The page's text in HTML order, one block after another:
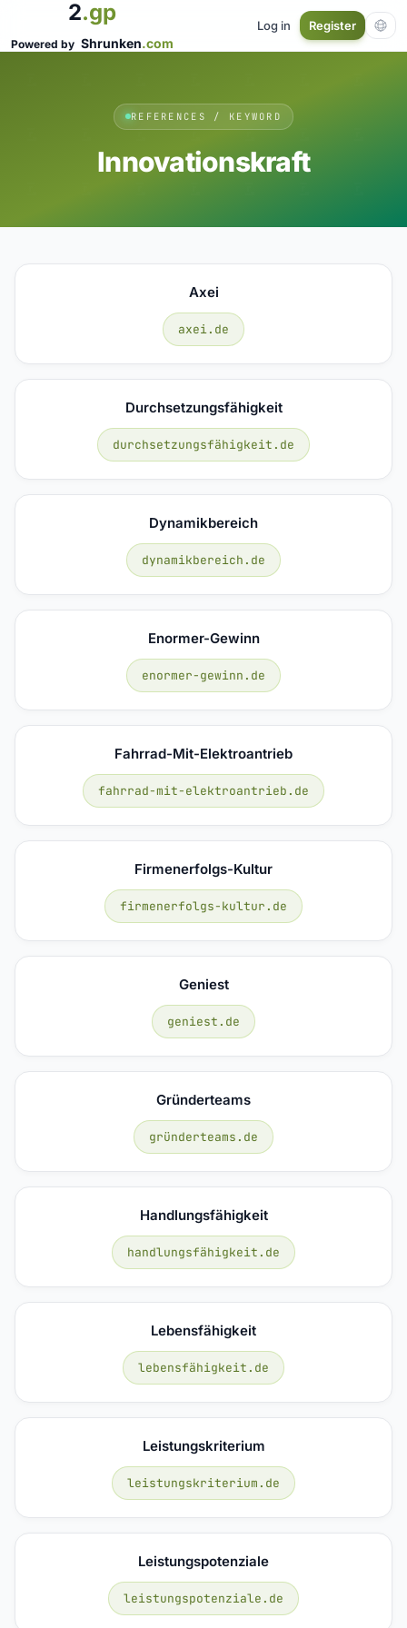
2.gp
Powered by Shrunken.com
Log in Register
REFERENCES / KEYWORD
Innovationskraft
Axei
axei.de
Durchsetzungsfähigkeit
durchsetzungsfähigkeit.de
Dynamikbereich
dynamikbereich.de
Enormer-Gewinn
enormer-gewinn.de
Fahrrad-Mit-Elektroantrieb
fahrrad-mit-elektroantrieb.de
Firmenerfolgs-Kultur
firmenerfolgs-kultur.de
Geniest
geniest.de
Gründerteams
gründerteams.de
Handlungsfähigkeit
handlungsfähigkeit.de
Lebensfähigkeit
lebensfähigkeit.de
Leistungskriterium
leistungskriterium.de
Leistungspotenziale
leistungspotenziale.de